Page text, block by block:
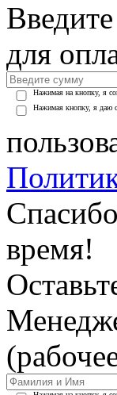
для
Нажимая на кнопку, я
Нажимая кнопку, я даю
время!